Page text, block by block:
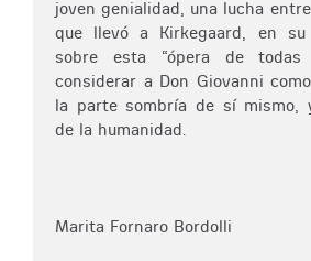
joven genialidad, una lucha
que llevó a Kirkegaard, en su
sobre esta “ópera de todas
considerar a Don Giovanni
la parte sombría de sí mismo,
de la humanidad.
Marita Fornaro Bordolli